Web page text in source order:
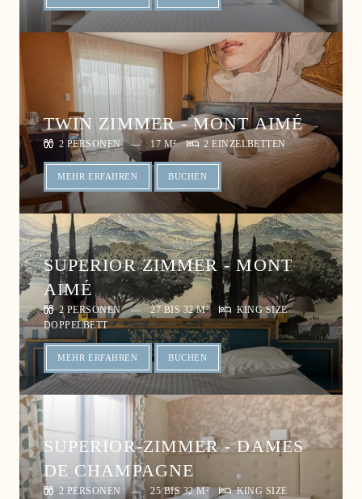
TWIN ZIMMER - MONT AIMÉ
2 PERSONEN 17 M² 2 EINZELBETTEN
MEHR ERFAHREN BUCHEN
SUPERIOR ZIMMER - MONT
AIMÉ
2 PERSONEN 27 BIS 32 M²
KING SIZE
DOPPELBETT
MEHR ERFAHREN BUCHEN
SUPERIOR-ZIMMER - DAMES
DE CHAMPAGNE
2 PERSONEN 25 BIS 32 M²
KING SIZE
GALERIE
KONTAKT & ANFAHRT
GESCHENKGUTSCHEIN
RESERVIERUNG